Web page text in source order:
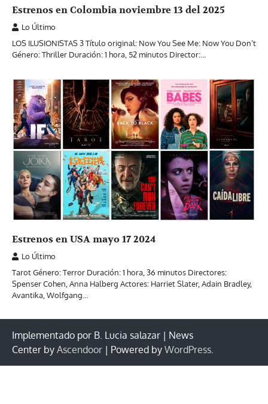
Estrenos en Colombia noviembre 13 del 2025
Lo Último
LOS ILUSIONISTAS 3 Título original: Now You See Me: Now You Don’t
Género: Thriller Duración: 1 hora, 52 minutos Director:…
Estrenos en USA mayo 17 2024
Lo Último
Tarot Género: Terror Duración: 1 hora, 36 minutos Directores:
Spenser Cohen, Anna Halberg Actores: Harriet Slater, Adain Bradley,
Avantika, Wolfgang…
Implementado por B. Lucia salazar | News
Center by Ascendoor | Powered by WordPress.